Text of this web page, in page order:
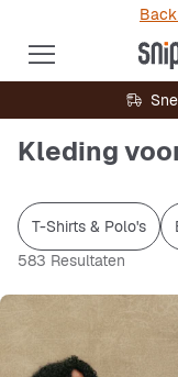
Kleding
T-Shirts & Polo's
583 Resultaten